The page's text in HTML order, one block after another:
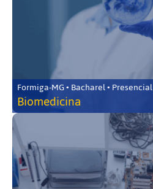
Formiga-MG • Bacharel • Presencial
Biomedicina